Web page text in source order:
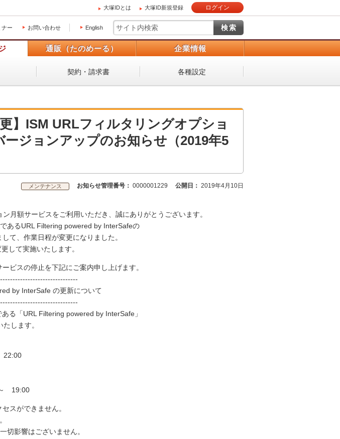
大塚IDとは 大塚ID新規登録 ログイン
ナー お問い合わせ English
通販（たのめーる） 企業情報
契約・請求書 各種設定
更】ISM URLフィルタリングオプショ
ージョンアップのお知らせ（2019年5
メンテナンス お知らせ管理番号： 0000001229 公開日： 2019年4月10日
月額サービスをご利用いただき、誠にありがとうございます。
あるURL Filtering powered by InterSafeの
て、作業日程が変更になりました。
して実施いたします。
ビスの停止を下記にご案内申し上げます。
by InterSafe の更新について
る「URL Filtering powered by InterSafe」
します。
22:00
19:00
スができません。
影響はございません。